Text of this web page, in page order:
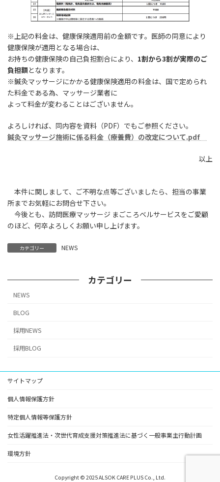
※上記の料金は、健康保険適用前の金額です。医師の同意により
健康保険が適用となる場合は、
お持ちの健康保険の自己負担割合により、 1割から3割が実際のご
負担額となります。
※鍼灸マッサージにかかる健康保険適用の料金は、国で定められ
た料金である為、マッサージ業者に
よって料金が変わることはございません。
よろしければ、同内容を資料（PDF）でもご参照ください。
鍼灸マッサージ施術に係る料金（療養費）の改定について.pdf
以上
本件に関しまして、ご不明な点等ございましたら、担当の事業
所までお気軽にお問合せ下さい。
今後とも、訪問医療マッサージ まごころベルサービスをご愛顧
のほど、何卒よろしくお願い申し上げます。
カテゴリー NEWS
カテゴリー
NEWS
BLOG
採用NEWS
採用BLOG
募集求人はこちら
サイトマップ
個人情報保護方針
特定個人情報等保護方針
女性活躍推進法・次世代育成支援対策推進法に基づく一般事業主行動計画
環境方針
Copyright © 2025 ALSOK CARE PLUS Co., Ltd.